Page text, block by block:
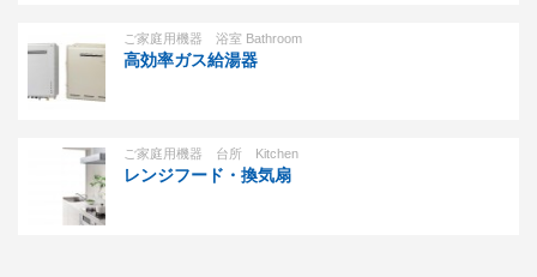
ご家庭用機器 浴室 Bathroom
高効率ガス給湯器
ご家庭用機器 台所 Kitchen
レンジフード・換気扇